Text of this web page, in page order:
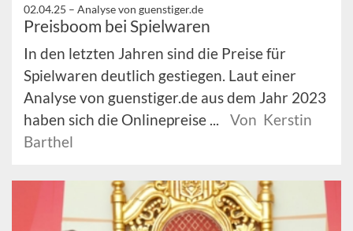
02.04.25 – Analyse von guenstiger.de
Preisboom bei Spielwaren
In den letzten Jahren sind die Preise für
Spielwaren deutlich gestiegen. Laut einer
Analyse von guenstiger.de aus dem Jahr 2023
haben sich die Onlinepreise ...
Von Kerstin
Barthel